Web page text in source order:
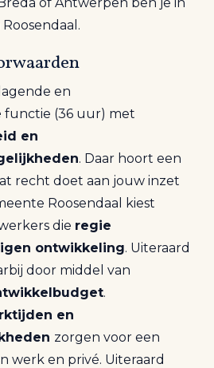
en
functie (36 uur) met
en
. Daar hoort een
recht doet aan jouw inzet
Roosendaal kiest
die regie
ontwikkeling. Uiteraard
door middel van
.
en
zorgen voor een
werk en privé. Uiteraard